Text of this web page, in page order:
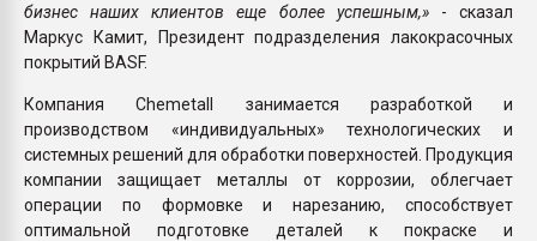
бизнес наших клиентов еще более успешным,»- сказал
Маркус Камит, Президент подразделения лакокрасочных
покрытий BASF.
Компания Chemetall занимается разработкой и
производством «индивидуальных» технологических и
системных решений для обработки поверхностей. Продукция
компании защищает металлы от коррозии, облегчает
операции по формовке и нарезанию, способствует
оптимальной подготовке деталей к покраске и